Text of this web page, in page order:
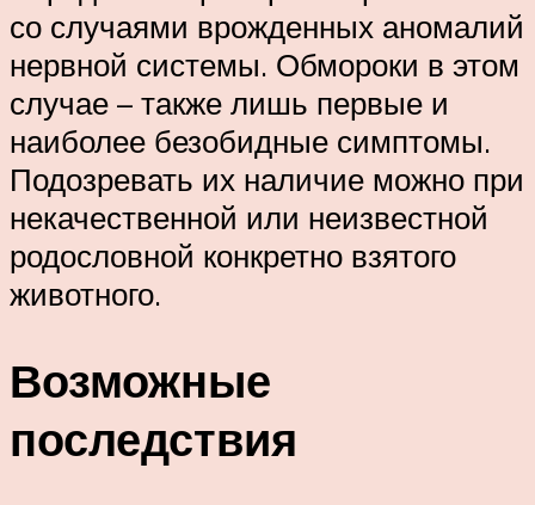
со случаями врожденных аномалий
нервной системы. Обмороки в этом
случае – также лишь первые и
наиболее безобидные симптомы.
Подозревать их наличие можно при
некачественной или неизвестной
родословной конкретно взятого
животного.
Возможные
последствия